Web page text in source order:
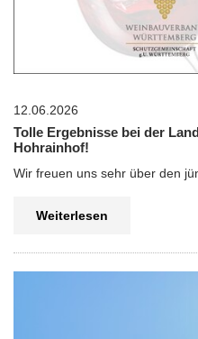
12.06.2026
Tolle Ergebnisse bei der
Hohrainhof!
Wir freuen uns sehr über den
Weiterlesen